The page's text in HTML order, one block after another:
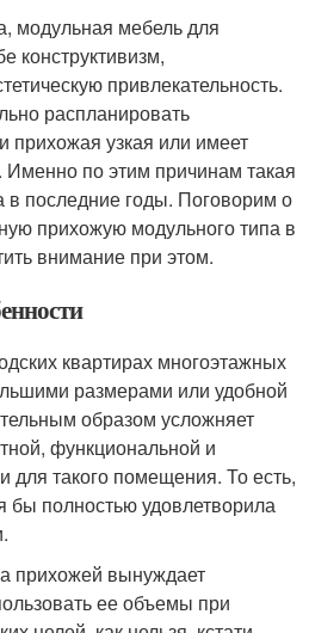
модульная мебель для
конструктивизм,
привлекательность.
распланировать
прихожая узкая или имеет
по этим причинам такая
в последние годы. Поговорим о
прихожую модульного типа в
внимание при этом.
квартирах многоэтажных
размерами или удобной
образом усложняет
функциональной и
для такого помещения. То есть,
бы полностью удовлетворила
прихожей вынуждает
ее объемы при